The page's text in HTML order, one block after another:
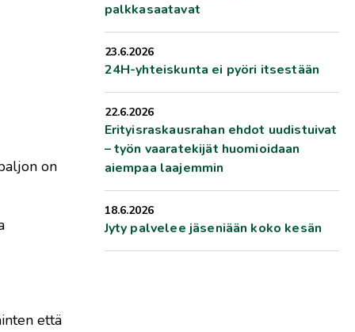
on
että
palkkasaatavat
23.6.2026
24H-yhteiskunta ei pyöri itsestään
22.6.2026
Erityisraskausrahan ehdot uudistuivat
– työn vaaratekijät huomioidaan
aiempaa laajemmin
18.6.2026
Jyty palvelee jäseniään koko kesän